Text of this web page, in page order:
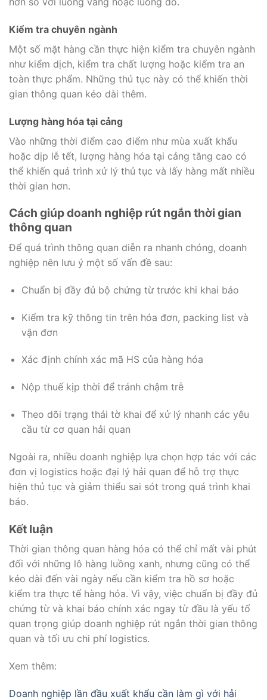
Kiểm tra chuyên ngành
Một số mặt hàng cần thực hiện kiểm tra chuyên ngành
như kiểm dịch, kiểm tra chất lượng hoặc kiểm tra an
toàn thực phẩm. Những thủ tục này có thể khiến thời
gian thông quan kéo dài thêm.
Lượng hàng hóa tại cảng
Vào những thời điểm cao điểm như mùa xuất khẩu
hoặc dịp lễ tết, lượng hàng hóa tại cảng tăng cao có
thể khiến quá trình xử lý thủ tục và lấy hàng mất nhiều
thời gian hơn.
Cách giúp doanh nghiệp rút ngắn thời gian
thông quan
Để quá trình thông quan diễn ra nhanh chóng, doanh
nghiệp nên lưu ý một số vấn đề sau:
Chuẩn bị đầy đủ bộ chứng từ trước khi khai báo
Kiểm tra kỹ thông tin trên hóa đơn, packing list và
vận đơn
Xác định chính xác mã HS của hàng hóa
Nộp thuế kịp thời để tránh chậm trễ
Theo dõi trạng thái tờ khai để xử lý nhanh các yêu
cầu từ cơ quan hải quan
Ngoài ra, nhiều doanh nghiệp lựa chọn hợp tác với các
đơn vị logistics hoặc đại lý hải quan để hỗ trợ thực
hiện thủ tục và giảm thiểu sai sót trong quá trình khai
báo.
Kết luận
Thời gian thông quan hàng hóa có thể chỉ mất vài phút
đối với những lô hàng luồng xanh, nhưng cũng có thể
kéo dài đến vài ngày nếu cần kiểm tra hồ sơ hoặc
kiểm tra thực tế hàng hóa. Vì vậy, việc chuẩn bị đầy đủ
chứng từ và khai báo chính xác ngay từ đầu là yếu tố
quan trọng giúp doanh nghiệp rút ngắn thời gian thông
quan và tối ưu chi phí logistics.
Xem thêm:
Doanh nghiệp lần đầu xuất khẩu cần làm gì với hải